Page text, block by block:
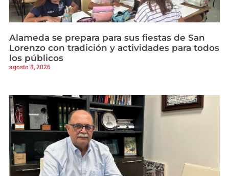
Alameda se prepara para sus fiestas de San
Lorenzo con tradición y actividades para todos
los públicos
agosto 8, 2026